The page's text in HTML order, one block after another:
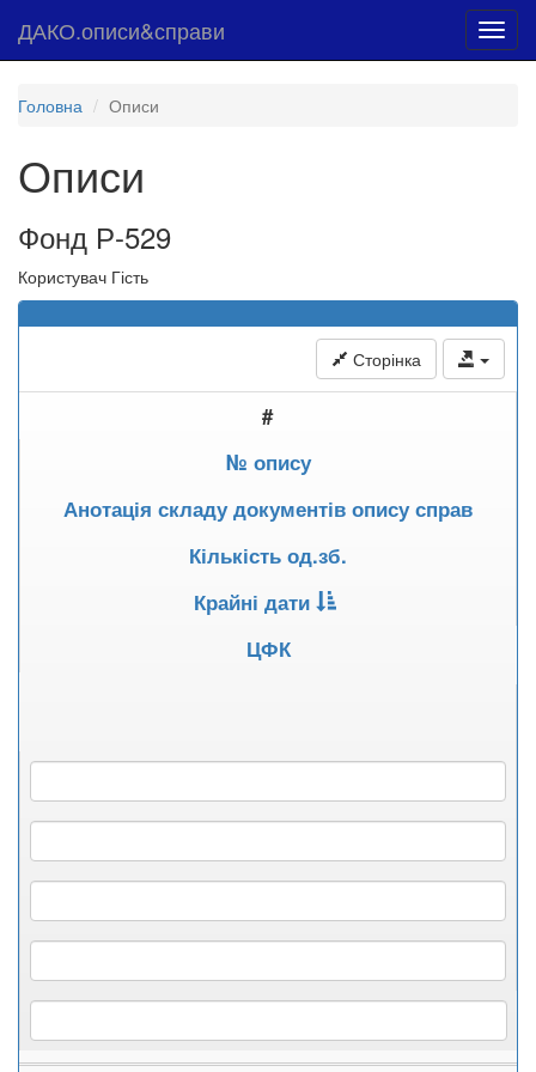
ДАКО.описи&справи
Головна Описи
Описи
Фонд Р-529
Користувач Гість
Сторінка
#
№ опису
Анотація складу документів опису справ
Кількість од.зб.
Крайні дати
ЦФК